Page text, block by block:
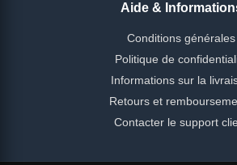
Aide &
Conditions générales
Politique de
Informations sur la
Retours et
Contacter le support